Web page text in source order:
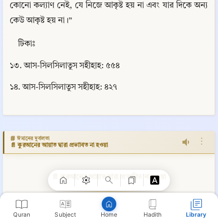
Quran Subject Home Hadith Library
কোনো কল্যাণ নেই, যে নিজে আকৃষ্ট হয় না এবং যার দিকে অন্য
কেউ আকৃষ্ট হয় না।”
টিকাঃ
১৩. আস-সিলসিলাতুস সহীহাহ: ৫৫৪
১৪. আস-সিলসিলাতুস সহীহাহ: ৪২৭
📘 ঈমানের দুর্বলতা
📄 কুরআনের আয়াত দ্বারা প্রভাবিত না হওয়া ⋮
📄 কুরআনের আয়াত দ্বারা প্রভাবিত না হওয়া
০ ৬. কুরআনের আয়াত দ্বারা প্রভাবিত না হওয়া: পবিত্র